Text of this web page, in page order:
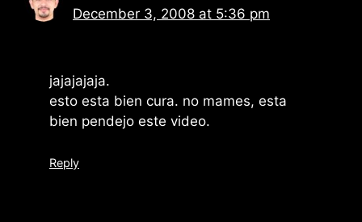
December 3, 2008 at 5:36 pm
jajajajaja.
esto esta bien cura. no mames, esta
bien pendejo este video.
Reply